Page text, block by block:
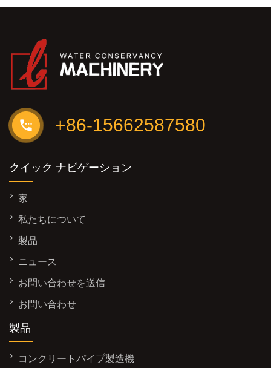
+86-15662587580
クイック ナビゲーション
家
私たちについて
製品
ニュース
お問い合わせを送信
お問い合わせ
製品
コンクリートパイプ製造機